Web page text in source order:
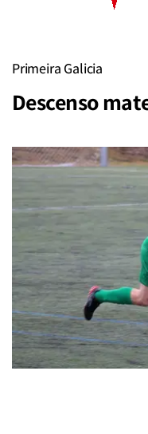
Primeira Galicia
Descenso